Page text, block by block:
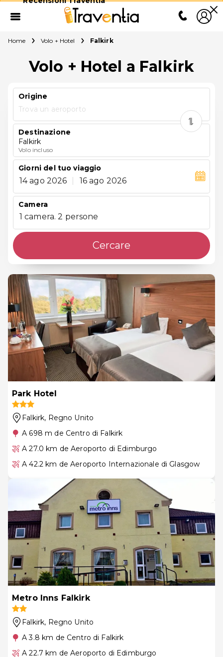
Home Volo + Hotel Falkirk
Volo + Hotel a Falkirk
Origine
Trova un aeroporto
Destinazione
Falkirk
Volo incluso
Giorni del tuo viaggio
14 ago 2026 16 ago 2026
Camera
1 camera. 2 persone
Cercare
Park Hotel
Falkirk, Regno Unito
A 698 m de Centro di Falkirk
A 27.0 km de Aeroporto di Edimburgo
A 42.2 km de Aeroporto Internazionale di Glasgow
Metro Inns Falkirk
Falkirk, Regno Unito
A 3.8 km de Centro di Falkirk
A 22.7 km de Aeroporto di Edimburgo